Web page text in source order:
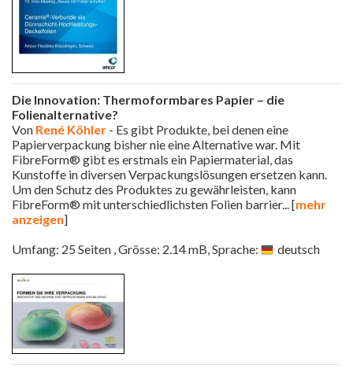
Die Innovation: Thermoformbares Papier – die
Folienalternative?
Von René Köhler - Es gibt Produkte, bei denen eine
Papierverpackung bisher nie eine Alternative war. Mit
FibreForm® gibt es erstmals ein Papiermaterial, das
Kunstoffe in diversen Verpackungslösungen ersetzen kann.
Um den Schutz des Produktes zu gewährleisten, kann
FibreForm® mit unterschiedlichsten Folien barrier... [mehr
anzeigen]
Umfang: 25 Seiten , Grösse: 2.14 mB, Sprache:
deutsch